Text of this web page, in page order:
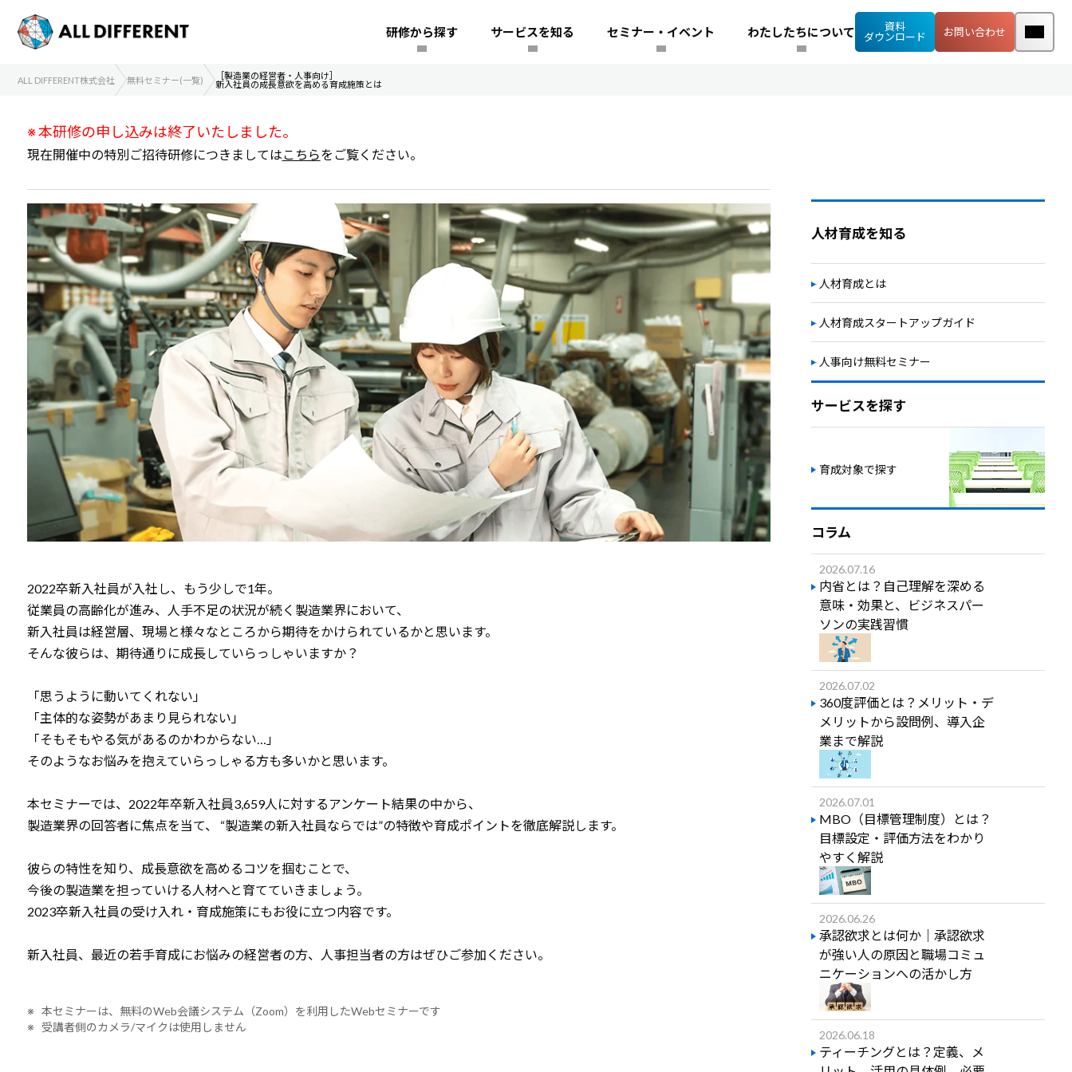
研修から探す サービスを知る セミナー・イベント わたしたちについて
資料
ダウンロード
お問い合わせ
ALL DIFFERENT株式会社 無料セミナー(一覧)
［製造業の経営者・人事向け］
新入社員の成長意欲を高める育成施策とは
※ 本研修の申し込みは終了いたしました。
現在開催中の特別ご招待研修につきましてはこちらをご覧ください。
2022卒新入社員が入社し、もう少しで1年。
従業員の高齢化が進み、人手不足の状況が続く製造業界において、
新入社員は経営層、現場と様々なところから期待をかけられているかと思います。
そんな彼らは、期待通りに成長していらっしゃいますか？
「思うように動いてくれない」
「主体的な姿勢があまり見られない」
「そもそもやる気があるのかわからない…」
そのようなお悩みを抱えていらっしゃる方も多いかと思います。
本セミナーでは、2022年卒新入社員3,659人に対するアンケート結果の中から、
製造業界の回答者に焦点を当て、 “製造業の新入社員ならでは”の特徴や育成ポイントを徹底解説します。
彼らの特性を知り、成長意欲を高めるコツを掴むことで、
今後の製造業を担っていける人材へと育てていきましょう。
2023卒新入社員の受け入れ・育成施策にもお役に立つ内容です。
新入社員、最近の若手育成にお悩みの経営者の方、人事担当者の方はぜひご参加ください。
※ 本セミナーは、無料のWeb会議システム（Zoom）を利用したWebセミナーです
※ 受講者側のカメラ/マイクは使用しません
人材育成を知る
人材育成とは
人材育成スタートアップガイド
人事向け無料セミナー
サービスを探す
育成対象で探す
コラム
2026.07.16
内省とは？自己理解を深める
意味・効果と、ビジネスパー
ソンの実践習慣
2026.07.02
360度評価とは？メリット・デ
メリットから設問例、導入企
業まで解説
2026.07.01
MBO（目標管理制度）とは？
目標設定・評価方法をわかり
やすく解説
2026.06.26
承認欲求とは何か｜承認欲求
が強い人の原因と職場コミュ
ニケーションへの活かし方
2026.06.18
ティーチングとは？定義、メ